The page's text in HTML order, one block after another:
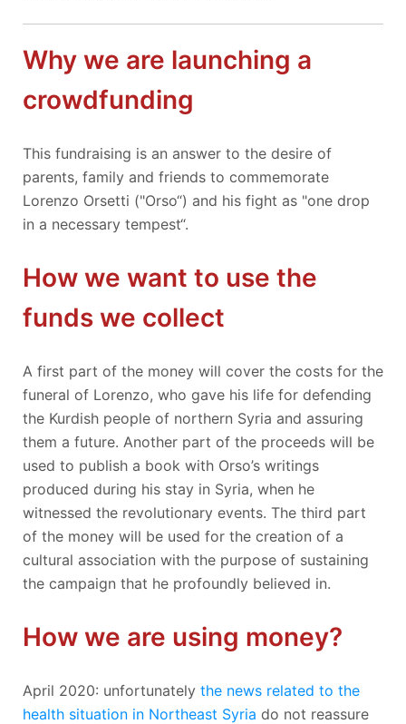
Why we are launching a
crowdfunding
This fundraising is an answer to the desire of
parents, family and friends to commemorate
Lorenzo Orsetti ("Orso“) and his fight as "one drop
in a necessary tempest“.
How we want to use the
funds we collect
A first part of the money will cover the costs for the
funeral of Lorenzo, who gave his life for defending
the Kurdish people of northern Syria and assuring
them a future. Another part of the proceeds will be
used to publish a book with Orso’s writings
produced during his stay in Syria, when he
witnessed the revolutionary events. The third part
of the money will be used for the creation of a
cultural association with the purpose of sustaining
the campaign that he profoundly believed in.
How we are using money?
April 2020: unfortunately the news related to the
health situation in Northeast Syria do not reassure